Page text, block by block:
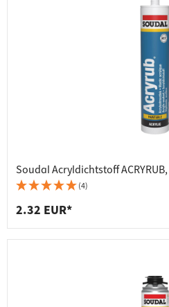
Soudal Acryldichtstoff
(4)
2.32 EUR*